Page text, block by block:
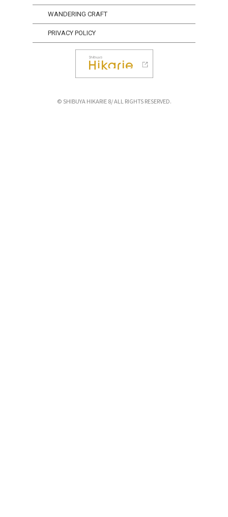
WANDERING CRAFT
PRIVACY POLICY
© SHIBUYA HIKARIE 8/ ALL RIGHTS RESERVED.